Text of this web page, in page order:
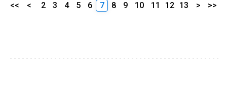
<< < 2 3 4 5 6 7 8 9 10 11 12 13 > >>